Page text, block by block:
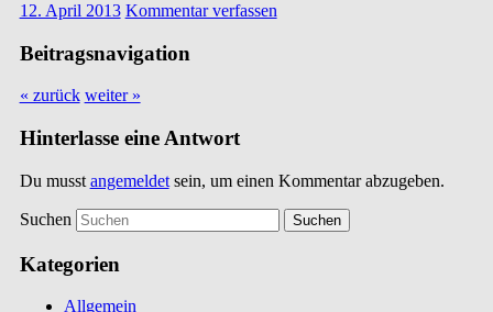
12. April 2013 Kommentar verfassen
Beitragsnavigation
« zurück weiter »
Hinterlasse eine Antwort
Du musst angemeldetsein, um einen Kommentar abzugeben.
Suchen
Kategorien
Allgemein